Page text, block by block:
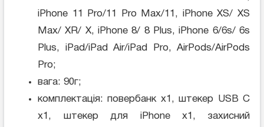
iPhone 11 Pro/11 Pro Max/11, iPhone XS/ XS
Max/ XR/ X, iPhone 8/ 8 Plus, iPhone 6/6s/ 6s
Plus, iPad/iPad Air/iPad Pro, AirPods/AirPods
Pro;
вага: 90г;
комплектація: повербанк x1, штекер USB C
x1, штекер для iPhone x1, захисний